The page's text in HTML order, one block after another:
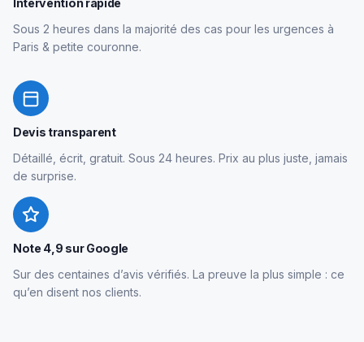
Intervention rapide
Sous 2 heures dans la majorité des cas pour les urgences à
Paris & petite couronne.
Devis transparent
Détaillé, écrit, gratuit. Sous 24 heures. Prix au plus juste, jamais
de surprise.
Note 4,9 sur Google
Sur des centaines d’avis vérifiés. La preuve la plus simple : ce
qu’en disent nos clients.